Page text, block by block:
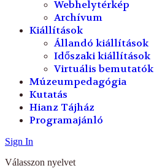
Webhelytérkép
Archívum
Kiállítások
Állandó kiállítások
Időszaki kiállítások
Virtuális bemutatók
Múzeumpedagógia
Kutatás
Hianz Tájház
Programajánló
Sign In
Válasszon nyelvet